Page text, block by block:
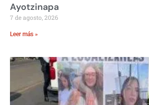
Ayotzinapa
7 de agosto, 2026
Leer más »